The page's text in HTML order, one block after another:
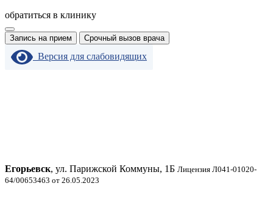
обратиться в клинику
Запись на прием Срочный вызов врача
Версия для слабовидящих
Егорьевск, ул. Парижской Коммуны, 1Б Лицензия Л041-01020-
64/00653463 от 26.05.2023